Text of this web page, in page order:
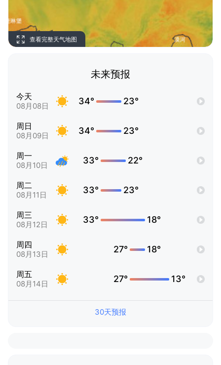
查看完整天气地图
未来预报
今天
08月08日 34° 23°
周日
08月09日 34° 23°
周一
08月10日 33° 22°
周二
08月11日 33° 23°
周三
08月12日 33° 18°
周四
08月13日 27° 18°
周五
08月14日 27° 13°
30天预报